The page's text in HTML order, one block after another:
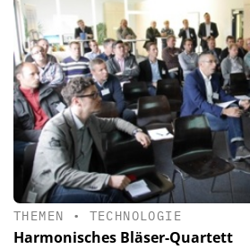
THEMEN • TECHNOLOGIE
Harmonisches Bläser-Quartett